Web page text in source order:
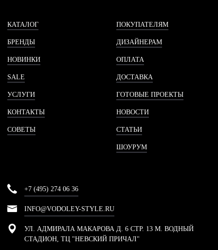
КАТАЛОГ
БРЕНДЫ
НОВИНКИ
SALE
УСЛУГИ
КОНТАКТЫ
СОВЕТЫ
ПОКУПАТЕЛЯМ
ДИЗАЙНЕРАМ
ОПЛАТА
ДОСТАВКА
ГОТОВЫЕ ПРОЕКТЫ
НОВОСТИ
СТАТЬИ
ШОУРУМ
+7 (495) 274 06 36
INFO@VODOLEY-STYLE.RU
УЛ. АДМИРАЛА МАКАРОВА Д. 6 СТР. 13 М. ВОДНЫЙ
СТАДИОН, ТЦ "НЕВСКИЙ ПРИЧАЛ"